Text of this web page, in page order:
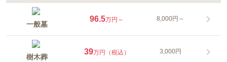
一般墓
96.5万円～ 8,000円～
樹木葬
39万円（税込） 3,000円